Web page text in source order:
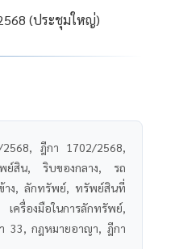
(ประชุมใหญ่)
ฎีกา 1702/2568,
ย์สิน, ริบของกลาง, รถ
าง, ลักทรัพย์, ทรัพย์สินที่
รื่องมือในการลักทรัพย์,
33, กฎหมายอาญา, ฎีกา